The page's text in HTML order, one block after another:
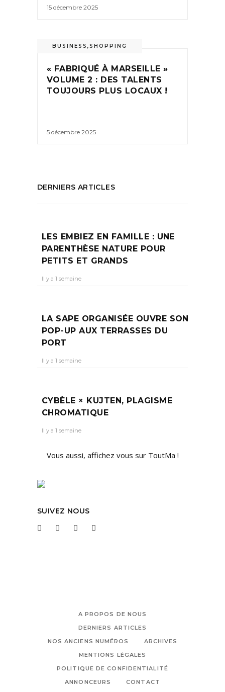
15 décembre 2025
BUSINESS ,SHOPPING
« FABRIQUÉ À MARSEILLE »
VOLUME 2 : DES TALENTS
TOUJOURS PLUS LOCAUX !
5 décembre 2025
DERNIERS ARTICLES
LES EMBIEZ EN FAMILLE : UNE
PARENTHÈSE NATURE POUR
PETITS ET GRANDS
Il y a 1 semaine
LA SAPE ORGANISÉE OUVRE SON
POP-UP AUX TERRASSES DU
PORT
Il y a 1 semaine
CYBÈLE × KUJTEN, PLAGISME
CHROMATIQUE
Il y a 1 semaine
Vous aussi, affichez vous sur ToutMa !
SUIVEZ NOUS
A PROPOS DE NOUS
DERNIERS ARTICLES
NOS ANCIENS NUMÉROS
ARCHIVES
MENTIONS LÉGALES
POLITIQUE DE CONFIDENTIALITÉ
ANNONCEURS
CONTACT